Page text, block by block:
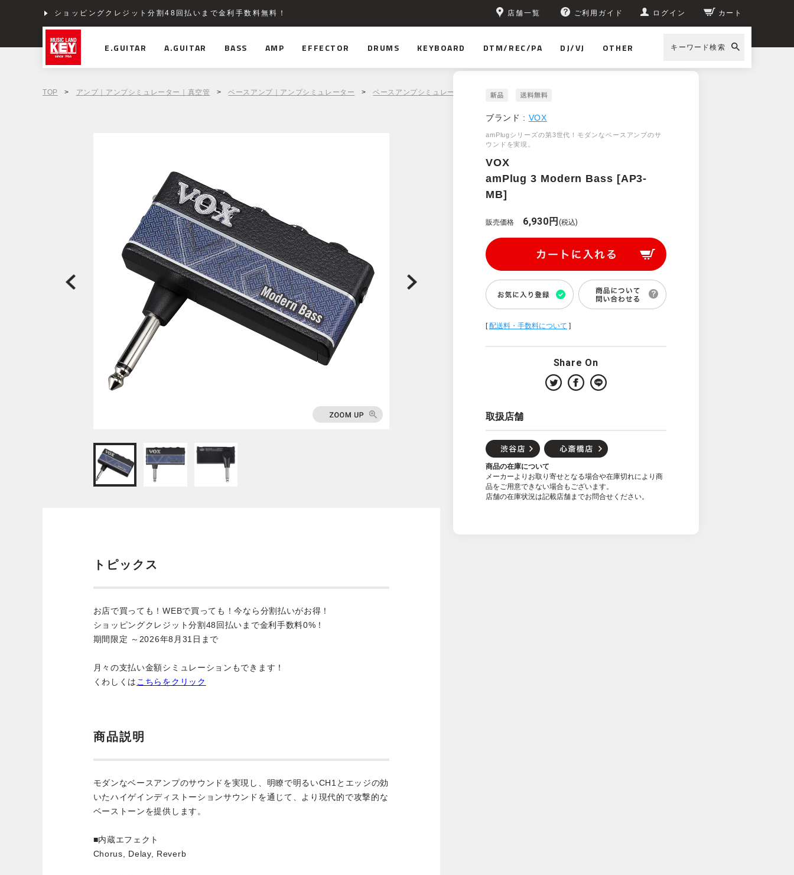
ショッピングクレジット分割48回払いまで金利手数料無料！ 店舗一覧 ご利用ガイド ログイン カート
E.GUITAR A.GUITAR BASS AMP EFFECTOR DRUMS KEYBOARD DTM/REC/PA DJ/VJ OTHER キーワード検索
TOP > アンプ｜アンプシミュレーター｜真空管 > ベースアンプ｜アンプシミュレーター > ベースアンプシミュレーター > VOX amPlug 3 Modern Bass [AP3-MB]
ブランド : VOX
amPlugシリーズの第3世代！モダンなベースアンプのサ
ウンドを実現。
VOX
amPlug 3 Modern Bass [AP3-
MB]
販売価格 6,930円 (税込)
[配送料・手数料について ]
Share On
取扱店舗
商品の在庫について
メーカーよりお取り寄せとなる場合や在庫切れにより商
品をご用意できない場合もございます。
店舗の在庫状況は記載店舗までお問合せください。
トピックス
お店で買っても！WEBで買っても！今なら分割払いがお得！
ショッピングクレジット分割48回払いまで金利手数料0%！
期間限定 ～2026年8月31日まで
月々の支払い金額シミュレーションもできます！
くわしくは こちらをクリック
商品説明
モダンなベースアンプのサウンドを実現し、明瞭で明るいCH1とエッジの効
いたハイゲインディストーションサウンドを通じて、より現代的で攻撃的な
ベーストーンを提供します。
■内蔵エフェクト
Chorus, Delay, Reverb